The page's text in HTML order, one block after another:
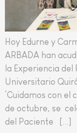
Hoy Edurne y
ARBADA han
la Experiencia
Universitario
‘Cuidamos con el
de octubre, se
del Paciente […]